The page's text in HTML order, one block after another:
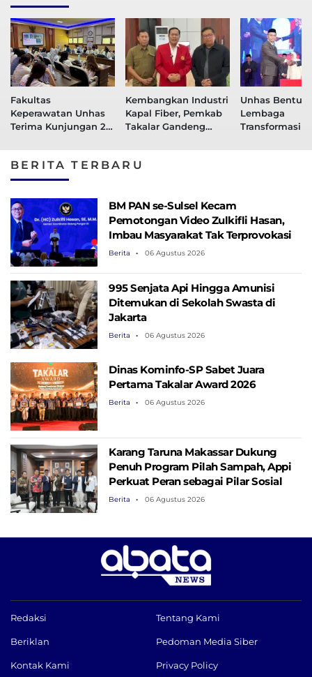
Fakultas
Keperawatan Unhas
Terima Kunjungan 21
Singapore
Kembangkan Industri
Kapal Fiber, Pemkab
Takalar Gandeng
Unhas Bentuk
Lembaga
Transformasi
BERITA TERBARU
BM PAN se-Sulsel Kecam
Pemotongan Video Zulkifli Hasan,
Imbau Masyarakat Tak Terprovokasi
Berita 06 Agustus 2026
995 Senjata Api Hingga Amunisi
Ditemukan di Sekolah Swasta di
Jakarta
Berita 06 Agustus 2026
Dinas Kominfo-SP Sabet Juara
Pertama Takalar Award 2026
Berita 06 Agustus 2026
Karang Taruna Makassar Dukung
Penuh Program Pilah Sampah, Appi
Perkuat Peran sebagai Pilar Sosial
Berita 06 Agustus 2026
Redaksi Tentang Kami
Beriklan Pedoman Media Siber
Kontak Kami Privacy Policy